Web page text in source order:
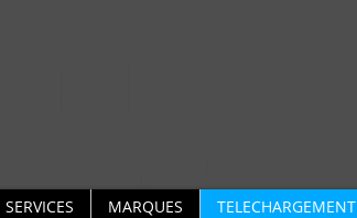
SERVICES MARQUES TELECHARGEMENT